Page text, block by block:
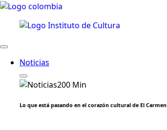
Noticias
Lo que está pasando en el corazón cultural de El Carmen